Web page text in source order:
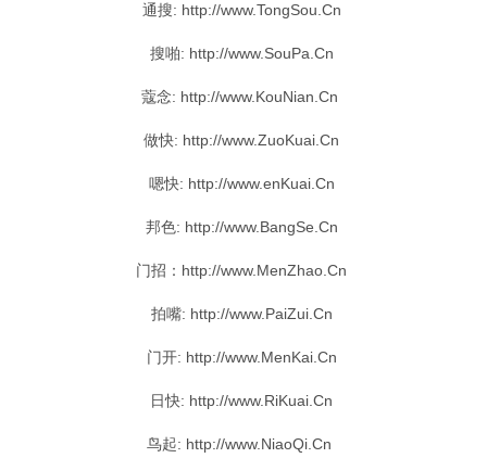
通搜: http://www.TongSou.Cn
搜啪: http://www.SouPa.Cn
蔻念: http://www.KouNian.Cn
做快: http://www.ZuoKuai.Cn
嗯快: http://www.enKuai.Cn
邦色: http://www.BangSe.Cn
门招 ：http://www.MenZhao.Cn
拍嘴: http://www.PaiZui.Cn
门开: http://www.MenKai.Cn
日快: http://www.RiKuai.Cn
鸟起: http://www.NiaoQi.Cn